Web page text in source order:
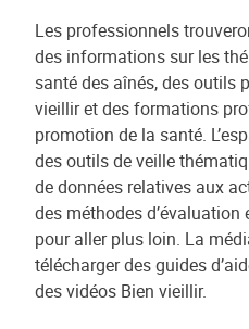
Les professionnels
des informations sur les
santé des aînés, des outils
vieillir et des formations
promotion de la santé.
des outils de veille
de données relatives aux
des méthodes
pour aller plus loin. La
télécharger des guides
des vidéos Bien vieillir.